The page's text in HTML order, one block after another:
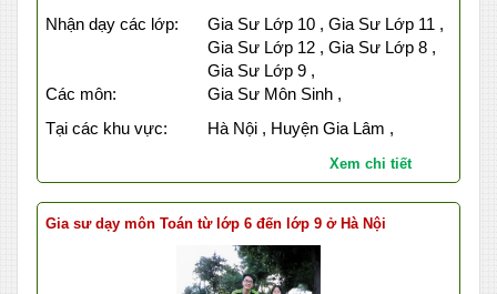
Nhận dạy các lớp:
Gia Sư Lớp 10 , Gia Sư Lớp 11 ,
Gia Sư Lớp 12 , Gia Sư Lớp 8 ,
Gia Sư Lớp 9 ,
Các môn:
Gia Sư Môn Sinh ,
Tại các khu vực:
Hà Nội , Huyện Gia Lâm ,
Xem chi tiết
Gia sư dạy môn Toán từ lớp 6 đến lớp 9 ở Hà Nội